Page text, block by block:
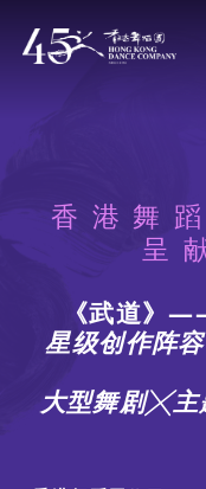
香港舞
呈
《武道》
星级创作阵
大型舞剧╳